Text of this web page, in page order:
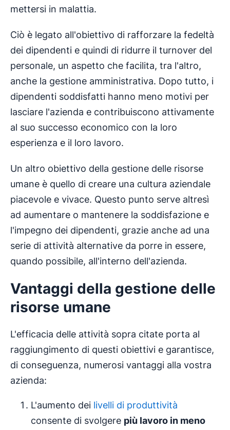
mettersi in malattia.
Ciò è legato all'obiettivo di rafforzare la fedeltà
dei dipendenti e quindi di ridurre il turnover del
personale, un aspetto che facilita, tra l'altro,
anche la gestione amministrativa. Dopo tutto, i
dipendenti soddisfatti hanno meno motivi per
lasciare l'azienda e contribuiscono attivamente
al suo successo economico con la loro
esperienza e il loro lavoro.
Un altro obiettivo della gestione delle risorse
umane è quello di creare una cultura aziendale
piacevole e vivace. Questo punto serve altresì
ad aumentare o mantenere la soddisfazione e
l'impegno dei dipendenti, grazie anche ad una
serie di attività alternative da porre in essere,
quando possibile, all'interno dell'azienda.
Vantaggi della gestione delle
risorse umane
L'efficacia delle attività sopra citate porta al
raggiungimento di questi obiettivi e garantisce,
di conseguenza, numerosi vantaggi alla vostra
azienda:
L'aumento dei livelli di produttività
consente di svolgere più lavoro in meno